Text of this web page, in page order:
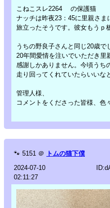
こねこスレ2264 の保護猫
ナッチは昨夜23：45に里親さま
旅立ったそうです。彼女もうｐ
うちの野良子さんと同じ20歳で
20年間愛情を注いでいただき里
感謝しかありません。今頃うち
走り回ってくれていたらいいな
管理人様、
コメントをくださった皆様、色
🐾 5151 ＠ トムの猫下僕
2024-07-10
02:11:27